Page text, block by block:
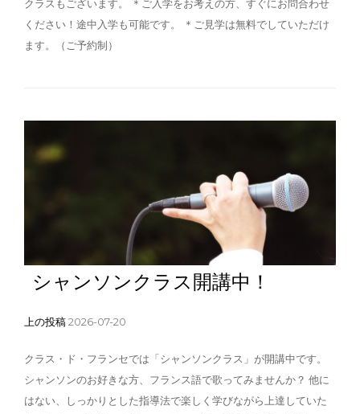
クラスもございます。 ＊ご入学をお考えの方、すぐにお問合わせ
ください！途中入学も可能です。 ＊ご見学は無料でしていただけ
ます。（ご予約制）
シャンソンクラス開講中！
上の投稿2026-07-20
クラス・ド・フランセでは「シャンソンクラス」が開講中です。
シャンソンのお好きな方、フランス語で歌ってみませんか？ 他に
はない、しっかりとした指導法で楽しく学びながら上達していた